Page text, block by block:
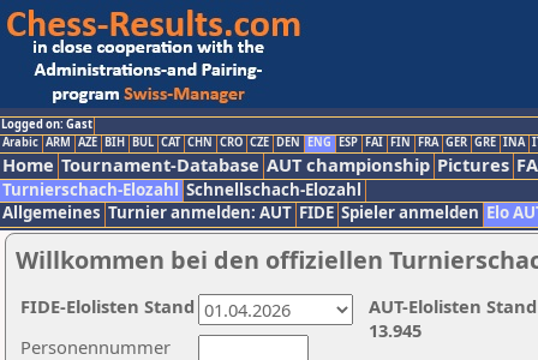
Logged on: Gast
Arabic ARM AZE BIH BUL CAT CHN CRO CZE DEN ENG ESP FAI FIN FRA GER GRE INA
Home Tournament-Database AUT championship Pictures
Turnierschach-Elozahl Schnellschach-Elozahl
Allgemeines Turnier anmelden: AUT FIDE Spieler anmelden Elo
Willkommen bei den offiziellen
Personennummer
AUT-Elolisten
13.945
FIDE-Elolisten Stand